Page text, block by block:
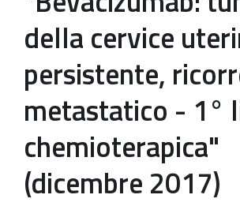
della cervice
persistente,
metastatico - 1°
chemioterapica"
(dicembre 2017)